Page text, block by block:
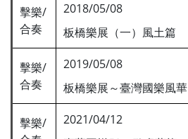
擊樂/
合奏
2018/05/08
板橋樂展（一）風土篇
擊樂/
合奏
2019/05/08
板橋樂展～臺灣國樂風華
擊樂/
2021/04/12